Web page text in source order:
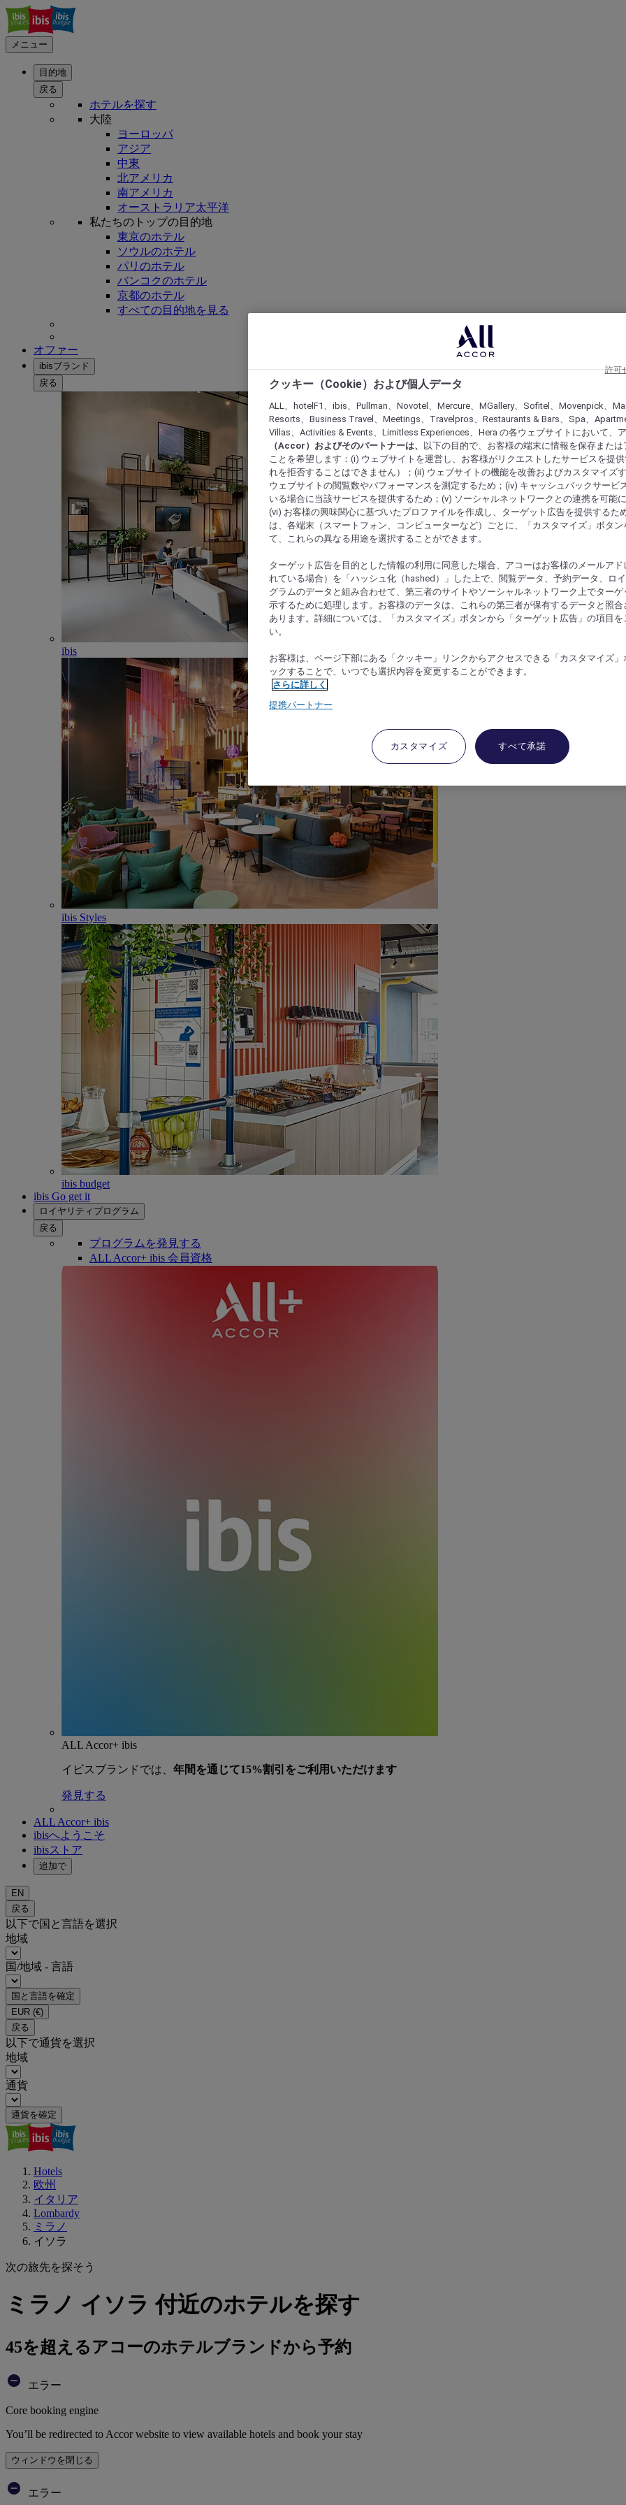
メニュー
目的地
戻る
ホテルを探す
大陸
ヨーロッパ
アジア
中東
北アメリカ
南アメリカ
オーストラリア太平洋
私たちのトップの目的地
東京のホテル
ソウルのホテル
パリのホテル
バンコクのホテル
京都のホテル
すべての目的地を見る
オファー
ibisブランド
戻る
ibis
ibis Styles
ibis budget
ibis Go get it
ロイヤリティプログラム
戻る
プログラムを発見する
ALL Accor+ ibis 会員資格
ALL Accor+ ibis
イビスブランドでは、 年間を通じて15%割引をご利用いただけます
発見する
ALL Accor+ ibis
ibisへようこそ
ibisストア
追加で
EN
戻る
以下で国と言語を選択
地域
国/地域 - 言語
国と言語を確定
EUR (€)
戻る
以下で通貨を選択
地域
通貨
通貨を確定
Hotels
欧州
イタリア
Lombardy
ミラノ
イソラ
次の旅先を探そう
ミラノ イソラ 付近のホテルを探す
45を超えるアコーのホテルブランドから予約
エラー
Core booking engine
You’ll be redirected to Accor website to view available hotels and book your stay
ウィンドウを閉じる
エラー
クッキー（Cookie）および個人データ
ALL、hotelF1、ibis、Pullman、Novotel、Mercure、MGallery、Sofitel、Movenpick、
Resorts、Business Travel、Meetings、Travelpros、Restaurants & Bars、Spa、
Villas、Activities & Events、Limitless Experiences、Hera の各ウェブサイトにおいて、
（Accor）およびそのパートナーは、
以下の目的で、お客様の端末に情報を保存または
ことを希望します：(i) ウェブサイトを運営し、お客様がリクエストしたサービスを提供
れを拒否することはできません）；(ii) ウェブサイトの機能を改善およびカスタマイズ
ウェブサイトの閲覧数やパフォーマンスを測定するため；(iv) キャッシュバックサービ
いる場合に当該サービスを提供するため；(v) ソーシャルネットワークとの連携を可能
(vi) お客様の興味関心に基づいたプロファイルを作成し、ターゲット広告を提供するた
は、各端末（スマートフォン、コンピューターなど）ごとに、「カスタマイズ」ボタン
て、これらの異なる用途を選択することができます。
ターゲット広告を目的とした情報の利用に同意した場合、アコーはお客様のメールアド
れている場合）を「ハッシュ化（hashed）」した上で、閲覧データ、予約データ、ロ
グラムのデータと組み合わせて、第三者のサイトやソーシャルネットワーク上でター
示するために処理します。お客様のデータは、これらの第三者が保有するデータと照合
あります。詳細については、「カスタマイズ」ボタンから「ターゲット広告」の項目を
い。
お客様は、ページ下部にある「クッキー」リンクからアクセスできる「カスタマイズ」
ックすることで、いつでも選択内容を変更することができます。
さらに詳しく
提携パートナー
カスタマイズ すべて承諾
許可